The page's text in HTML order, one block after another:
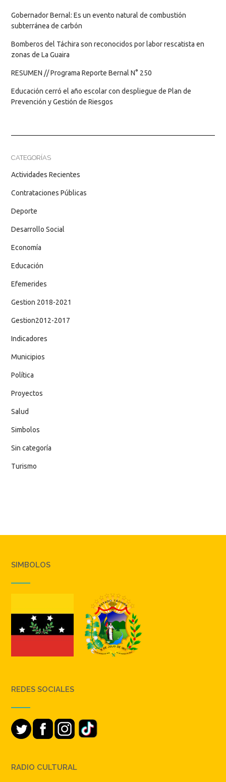
Gobernador Bernal: Es un evento natural de combustión
subterránea de carbón
Bomberos del Táchira son reconocidos por labor rescatista en
zonas de La Guaira
RESUMEN // Programa Reporte Bernal N° 250
Educación cerró el año escolar con despliegue de Plan de
Prevención y Gestión de Riesgos
CATEGORÍAS
Actividades Recientes
Contrataciones Públicas
Deporte
Desarrollo Social
Economía
Educación
Efemerides
Gestion 2018-2021
Gestion2012-2017
Indicadores
Municipios
Política
Proyectos
Salud
Simbolos
Sin categoría
Turismo
SIMBOLOS
REDES SOCIALES
RADIO CULTURAL